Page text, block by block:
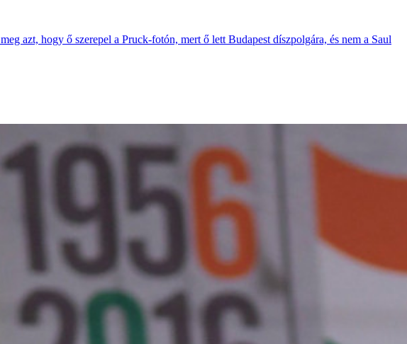
azt, hogy ő szerepel a Pruck-fotón, mert ő lett Budapest díszpolgára, és nem a Saul